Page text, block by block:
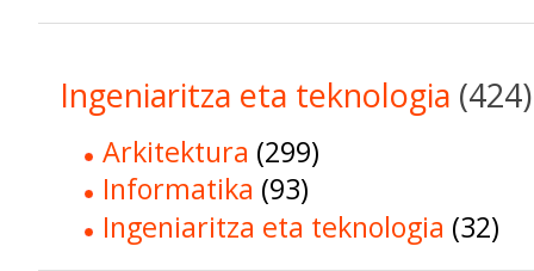
Ingeniaritza eta teknologia (424)
Arkitektura (299)
Informatika (93)
Ingeniaritza eta teknologia (32)